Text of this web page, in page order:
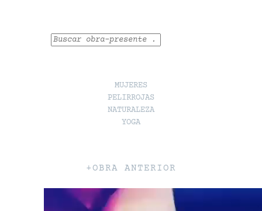
MUJERES
PELIRROJAS
NATURALEZA
YOGA
+OBRA ANTERIOR